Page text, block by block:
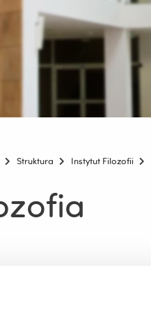
Struktura Instytut Filozofii